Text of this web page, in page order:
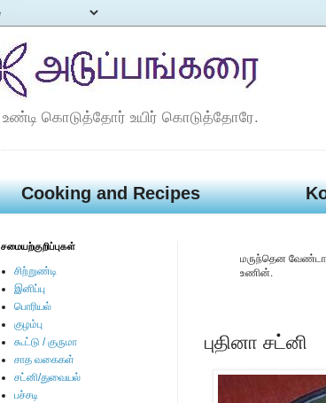
உண்டி கொடுத்தோர் உயிர் கொடுத்தோரே.
Cooking and Recipes
மருந்தென
உணின்.
புதினா சட்னி
சமையற்குறிப்புகள்
சிற்றுண்டி
இனிப்பு
பொரியல்
குழம்பு
கூட்டு / குருமா
சாத வகைகள்
சட்னி/துவையல்
பச்சடி